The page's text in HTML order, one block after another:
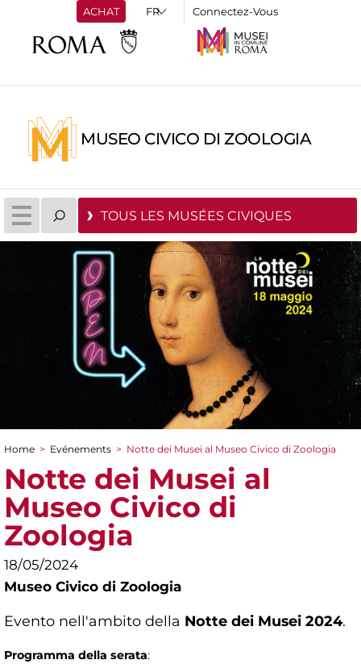
ACHAT Connectez-Vous
MUSEO CIVICO DI ZOOLOGIA
TOUS LES MUSÉES CIVIQUES
You are here
Home > Evénements > Notte dei Musei al Museo Civico di Zoologia
Notte dei Musei al
Museo Civico di
Zoologia
18/05/2024
Museo Civico di Zoologia
Evento nell'ambito della Notte dei Musei 2024.
Programma della serata: